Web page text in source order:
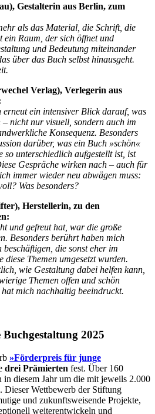
Gestalterin aus Berlin, zum
als das Material, die Schrift, die
ein Raum, der sich öffnet und
und Bedeutung miteinander
über das Buch selbst hinausgeht.
Verlag), Verlegerin aus
ein intensiver Blick darauf, was
– nicht nur visuell, sondern auch im
Konsequenz. Besonders
darüber, was ein Buch »schön«
unterschiedlich aufgestellt ist, ist
Gespräche wirken nach – auch für
immer wieder neu abwägen muss:
Was besonders?
Herstellerin, zu den
und gefreut hat, war die große
Besonders berührt haben mich
die sonst eher im
Themen umgesetzt wurden.
wie Gestaltung dabei helfen kann,
Themen offen und schön
mich nachhaltig beeindruckt.
2025
»Förderpreis für junge
drei Prämierten fest. Über 160
diesem Jahr um die mit jeweils 2.000
Dieser Wettbewerb der Stiftung
und zukunftsweisende Projekte,
weiterentwickeln und